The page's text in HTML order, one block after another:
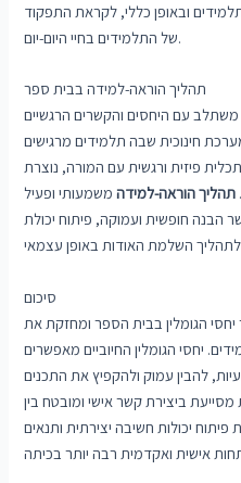
ובאופן כללי, לקראת התפקוד
של התלמידים בחיי היום-יום.
תהליך הוראה-למידה בבית ספר
עם היחסים והקשרים הרגשיים
חינוכית שבה תלמידים מרגישים
פיזית ורגשית עם המורה, נוצרת
תהליך הוראה-למידהמשמעותי ופעיל
חופשית ועמוקה, פיתוח יכולת
סיכום
הגומלין בבית הספר ומחזקת את
יחסי הגומלין החיוביים מאפשרים
להבין עמוק ולהקפיץ את התכנים
ביצירת קשר אישי ומובטח בין
יכולות חשיבה יצירתית ותנאים